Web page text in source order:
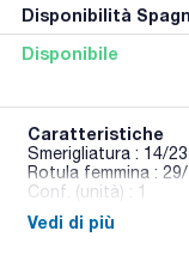
Disponibilità
Disponibile
Caratteristiche
Smerigliatura : 14/23
Rotula femmina :
Conf. (unità) : 1
Raccordi dritti
Vedi di più